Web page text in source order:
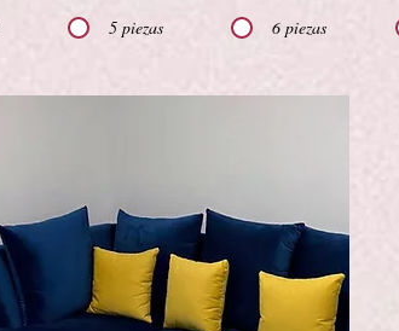
5 piezas 6 piezas